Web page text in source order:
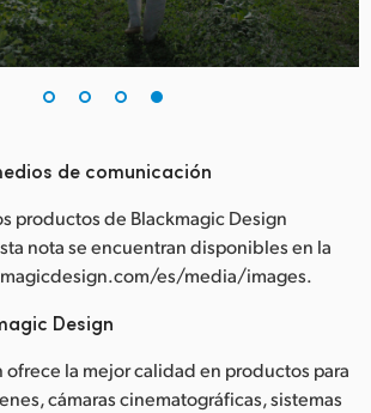
de comunicación
productos de Blackmagic Design
nota se encuentran disponibles en la
es/media/images.
Design
ofrece la mejor calidad en productos para
cámaras cinematográficas, sistemas